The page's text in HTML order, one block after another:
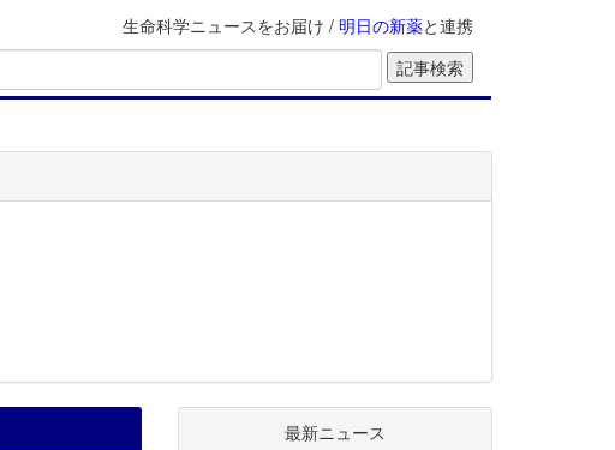
生命科学ニュースをお届け / 明日の新薬と連携
最新ニュース